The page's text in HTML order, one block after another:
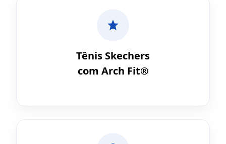
Tênis Skechers
com Arch Fit®